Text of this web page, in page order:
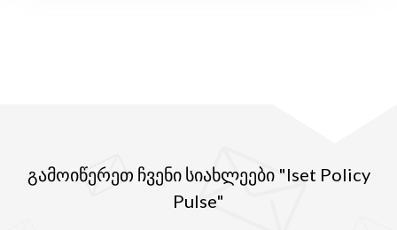
გამოიწერეთ ჩვენი სიახლეები "Iset Policy
Pulse"